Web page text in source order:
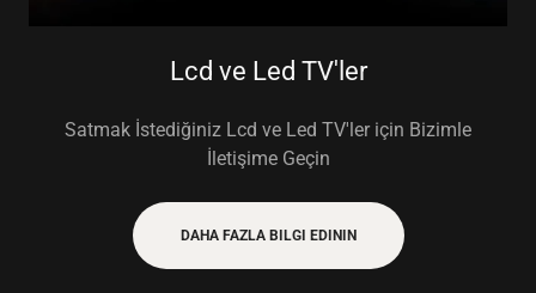
Lcd ve Led TV'ler
Satmak İstediğiniz Lcd ve Led TV'ler için Bizimle
İletişime Geçin
DAHA FAZLA BILGI EDININ